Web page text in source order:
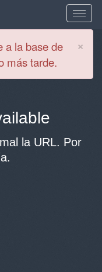
×
a la base de
más tarde.
la URL. Por